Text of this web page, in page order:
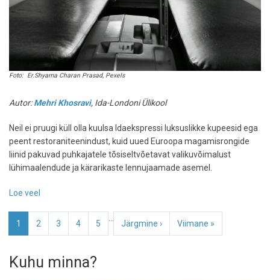
Foto: Er.Shyama Charan Prasad, Pexels
Autor:Mehri Khosravi, Ida-Londoni Ülikool
Neil ei pruugi küll olla kuulsa Idaekspressi luksuslikke kupeesid ega
peent restoraniteenindust, kuid uued Euroopa magamisrongide
liinid pakuvad puhkajatele tõsiseltvõetavat valikuvõimalust
lühimaalendude ja kärarikaste lennujaamade asemel.
Loe veel
otse
puhkusesihtkohas:
öised
Pagination
Eesolev
leht
1 Page
2 Page
3 Page
4 Page
5
…
Järgmine
leht
Järgmine ›
Viimane
leht
Viimane »
Kuhu minna?